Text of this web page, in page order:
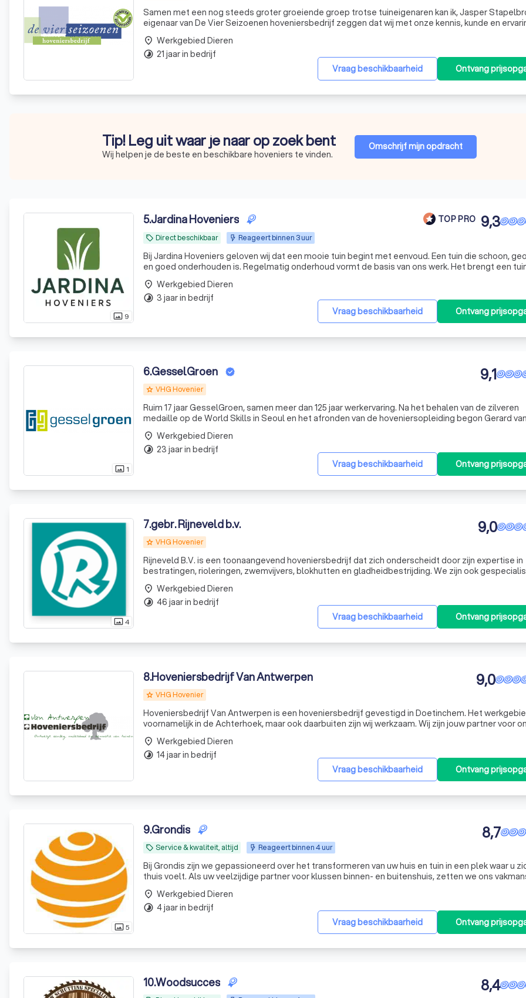
Samen met een nog steeds groter groeiende groep trotse tuineigenaren kan ik, Jasper
eigenaar van De Vier Seizoenen hoveniersbedrijf zeggen dat wij met onze kennis, kunde en
uitstekend in staat zijn om volledig ontzorgend een passende invulling te geven aan al uw
Vraag beschikbaarheid Ontvang
place Werkgebied Dieren
timelapse 21 jaar in bedrijf
Tip! Leg uit waar je naar op zoek bent
Wij helpen je de beste en beschikbare hoveniers te vinden.
Omschrijf mijn opdracht
photo_size_select_actual 9
5.Jardina Hoveniers TOP PRO
local_offer Direct beschikbaar Reageert binnen 3 uur
9,3
Bij Jardina Hoveniers geloven wij dat een mooie tuin begint met eenvoud. Een tuin die schoon,
en goed onderhouden is. Regelmatig onderhoud vormt de basis van ons werk. Het brengt een
Vraag beschikbaarheid Ontvang
place Werkgebied Dieren
timelapse 3 jaar in bedrijf
photo_size_select_actual 1
6.GesselGroen
grade VHG Hovenier
9,1
Ruim 17 jaar GesselGroen, samen meer dan 125 jaar werkervaring. Na het behalen van de zilveren
medaille op de World Skills in Seoul en het afronden van de hoveniersopleiding begon Gerard van
Gessel in 2003 met het aanleggen en onderhouden van tuinen en terreinen. Met een klein en
team werde
Vraag beschikbaarheid Ontvang
place Werkgebied Dieren
timelapse 23 jaar in bedrijf
photo_size_select_actual4
7.gebr. Rijneveld b.v.
grade VHG Hovenier
9,0
Rijneveld B.V. is een toonaangevend hoveniersbedrijf dat zich onderscheidt door zijn expertise in
bestratingen, rioleringen, zwemvijvers, blokhutten en gladheidbestrijding. We zijn ook
oliespoorbestrijding. Onze passie ligt in het creëren van prachtige buitenruimtes die niet allee
Vraag beschikbaarheid Ontvang
place Werkgebied Dieren
timelapse 46 jaar in bedrijf
8.Hoveniersbedrijf Van Antwerpen
grade VHG Hovenier
9,0
Hoveniersbedrijf Van Antwerpen is een hoveniersbedrijf gevestigd in Doetinchem. Het
voornamelijk in de Achterhoek, maar ook daarbuiten zijn wij werkzaam. Wij zijn jouw partner voor
aanleg, onderhoud en renovatie van tuinen voor zowel particulieren als bedrijven.
Vraag beschikbaarheid Ontvang
place Werkgebied Dieren
timelapse 14 jaar in bedrijf
photo_size_select_actual5
9.Grondis
local_offer Service & kwaliteit, altijd Reageert binnen 4 uur
8,7
Bij Grondis zijn we gepassioneerd over het transformeren van uw huis en tuin in een plek waar u
thuis voelt. Als uw veelzijdige partner voor klussen binnen- en buitenshuis, zetten we ons
en onze creativiteit in om uw woonomgeving te verrijken. Of het nu gaat om de aanleg van ee
Vraag beschikbaarheid Ontvang
place Werkgebied Dieren
timelapse 4 jaar in bedrijf
10.Woodsucces 8,4